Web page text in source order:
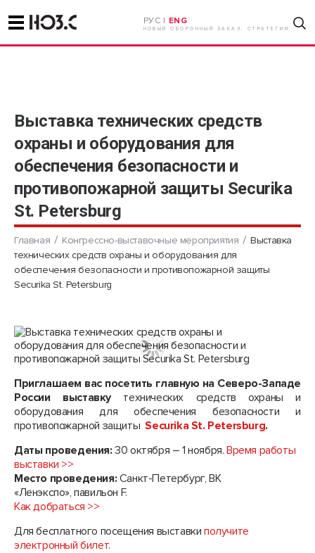
РУС | ENG
НОВЫЙ ОБОРОННЫЙ ЗАКАЗ. СТРАТЕГИИ
Выставка технических средств
охраны и оборудования для
обеспечения безопасности и
противопожарной защиты Securika
St. Petersburg
Главная Конгрессно-выставочные мероприятия
Выставка
технических средств охраны и оборудования для
обеспечения безопасности и противопожарной защиты
Securika St. Petersburg
Приглашаем вас посетить главную на Северо-Западе
России выставкутехнических средств охраны и
оборудования для обеспечения безопасности и
противопожарной защитыSecurika St. Petersburg.
Даты проведения:30 октября – 1 ноября.Время работы
выставки >>
Место проведения: Санкт-Петербург, ВК
«Ленэкспо», павильон F.
Как добраться >>
Для бесплатного посещения выставкиполучите
электронный билет.